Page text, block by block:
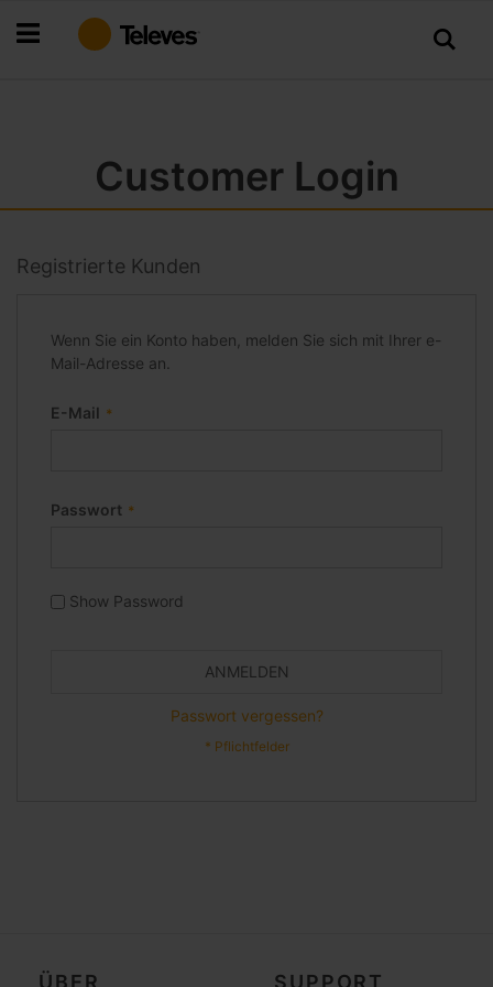
Inhalt
Customer Login
Registrierte Kunden
Wenn Sie ein Konto haben, melden Sie sich mit Ihrer e-
Mail-Adresse an.
E-Mail
Passwort
Show Password
ANMELDEN
Passwort vergessen?